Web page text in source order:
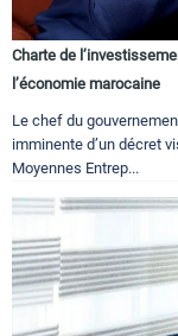
Charte de
l’économie marocaine
Le chef du
imminente d’un décret
Moyennes Entrep...